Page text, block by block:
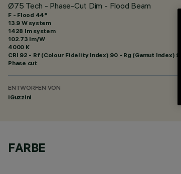
Ø75 Tech - Phase-Cut Dim - Flood Beam
F - Flood 44°
13.9 W system
1428 lm system
102.73 lm/W
4000 K
CRI 92 - Rf (Colour Fidelity Index) 90 - Rg (Gamut Index) 98
Phase cut
ENTWORFEN VON
iGuzzini
FARBE